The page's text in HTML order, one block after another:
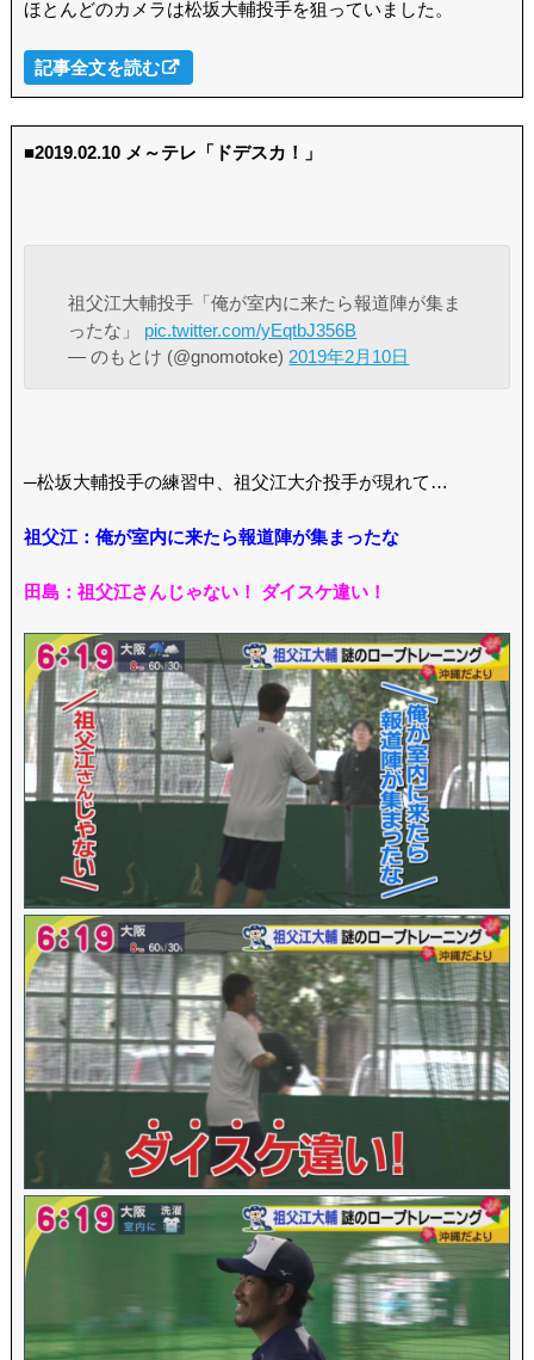
ほとんどのカメラは松坂大輔投手を狙っていました。
記事全文を読む
■2019.02.10 メ～テレ「ドデスカ！」
祖父江大輔投手「俺が室内に来たら報道陣が集ま
ったな」 pic.twitter.com/yEqtbJ356B
— のもとけ (@gnomotoke) 2019年2月10日
─松坂大輔投手の練習中、祖父江大介投手が現れて…
祖父江： 俺が室内に来たら報道陣が集まったな
田島：祖父江さんじゃない！ ダイスケ違い！